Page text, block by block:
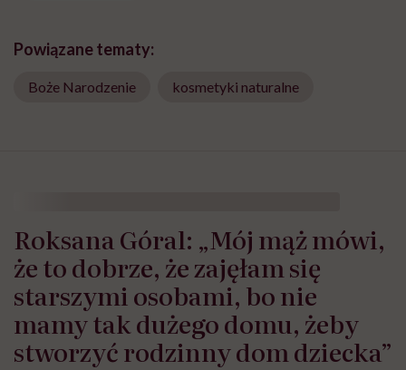
Powiązane tematy:
Boże Narodzenie kosmetyki naturalne
Roksana Góral: „Mój mąż mówi,
że to dobrze, że zajęłam się
starszymi osobami, bo nie
mamy tak dużego domu, żeby
stworzyć rodzinny dom dziecka”